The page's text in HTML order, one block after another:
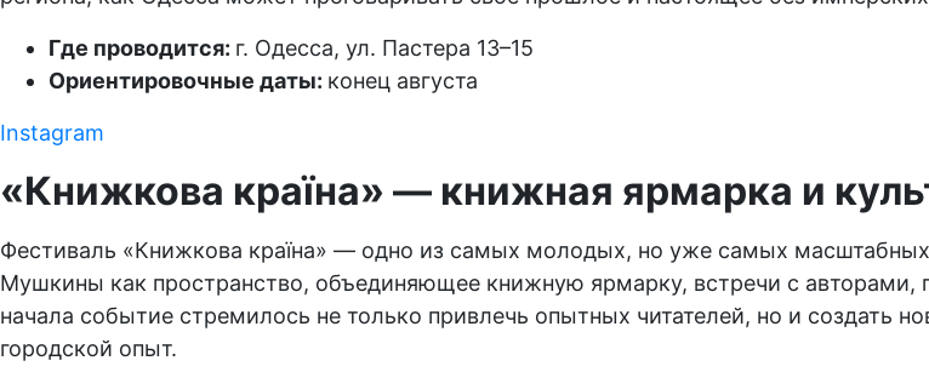
Где проводится: г. Одесса, ул. Пастера 13–15
Ориентировочные даты: конец августа
Instagram
«Книжкова країна» — книжная ярмарка и
Фестиваль «Книжкова країна» — одно из самых молодых, но уже самых
Мушкины как пространство, объединяющее книжную ярмарку, встречи с авторами,
начала событие стремилось не только привлечь опытных читателей, но и создать
городской опыт.